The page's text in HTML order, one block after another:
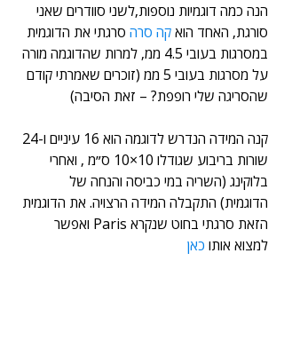
הנה כמה דוגמיות נוספות,לשני סוודרים שאני
סורגת, האחד הוא קה סרה סרגתי את הדוגמית
במסרגות בעובי 4.5 ממ, למרות שהדוגמה מורה
על מסרגות בעובי 5 ממ (זוכרים שאמרתי קודם
שהסריגה שלי רופפת? – זאת הסיבה)
שורות בריבוע שגודלו 10×10 ס״מ , ואחרי
בלוקינג (השריה במי כביסה והנחה של
הדוגמית) התקבלה המידה הרצויה. את הדוגמית
הזאת סרגתי בחוט שנקרא Paris ואפשר
למצוא אותו כאן